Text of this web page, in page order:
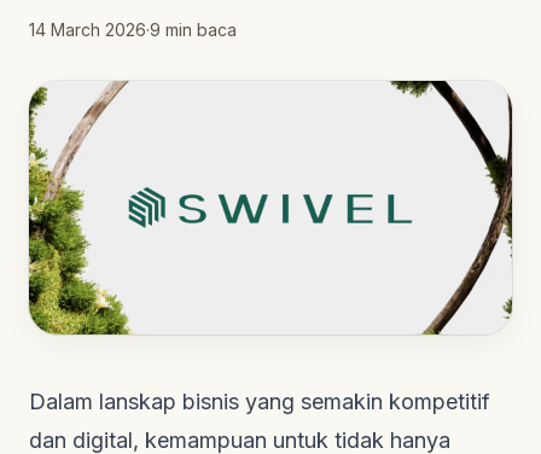
14 March 2026·9 min baca
Dalam lanskap bisnis yang semakin kompetitif
dan digital, kemampuan untuk tidak hanya